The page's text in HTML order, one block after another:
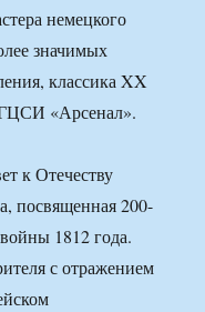
немецкого
значимых
классика XX
ГЦСИ «Арсенал».
к Отечеству
посвященная 200-
1812 года.
с отражением